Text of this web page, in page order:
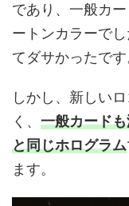
であり、一般カ
ートンカラーで
てダサかったです
しかし、新しい
く、 一般カード
と同じホログラム
ます。